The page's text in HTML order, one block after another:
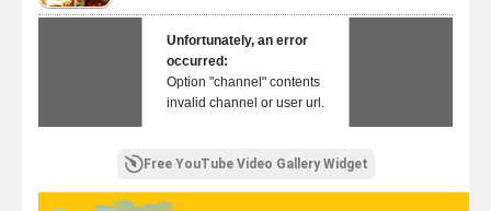
Unfortunately, an error
occurred:
Option "channel" contents
invalid channel or user url.
Free YouTube Video Gallery Widget